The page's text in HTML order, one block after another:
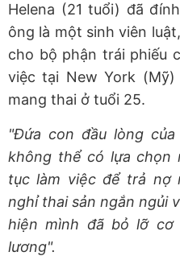
Helena (21 tuổi) đã
ông là một sinh viên
cho bộ phận trái phiếu
việc tại New York
mang thai ở tuổi 25.
"Đứa con đầu lòng
không thể có lựa chọn
tục làm việc để trả nợ
nghỉ thai sản ngắn ngủi
hiện mình đã bỏ lỡ
lương".